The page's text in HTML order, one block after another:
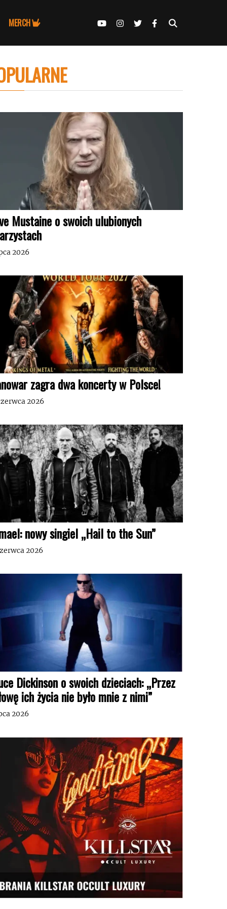
MERCH
Mustaine o swoich ulubionych
2026
zagra dwa koncerty w Polsce!
2026
nowy singiel „Hail to the Sun”
2026
Dickinson o swoich dzieciach: „Przez
ich życia nie było mnie z nimi”
2026